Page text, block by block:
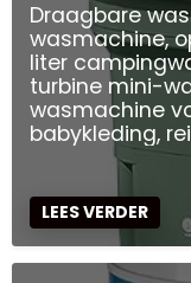
Draagbare
wasmachine,
liter
turbine mini-
wasmachine
babykleding,
LEES VERDER